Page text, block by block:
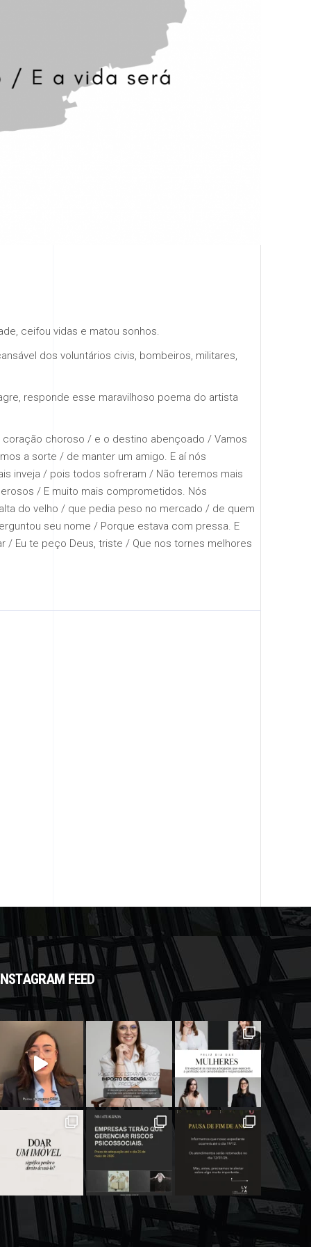
ceifou vidas e matou sonhos.
dos voluntários civis, bombeiros, militares,
responde esse maravilhoso poema do artista
choroso / e o destino abençoado / Vamos
a sorte / de manter um amigo. E aí nós
inveja / pois todos sofreram / Não teremos mais
/ E muito mais comprometidos. Nós
do velho / que pedia peso no mercado / de quem
seu nome / Porque estava com pressa. E
/ Eu te peço Deus, triste / Que nos tornes melhores
FEED